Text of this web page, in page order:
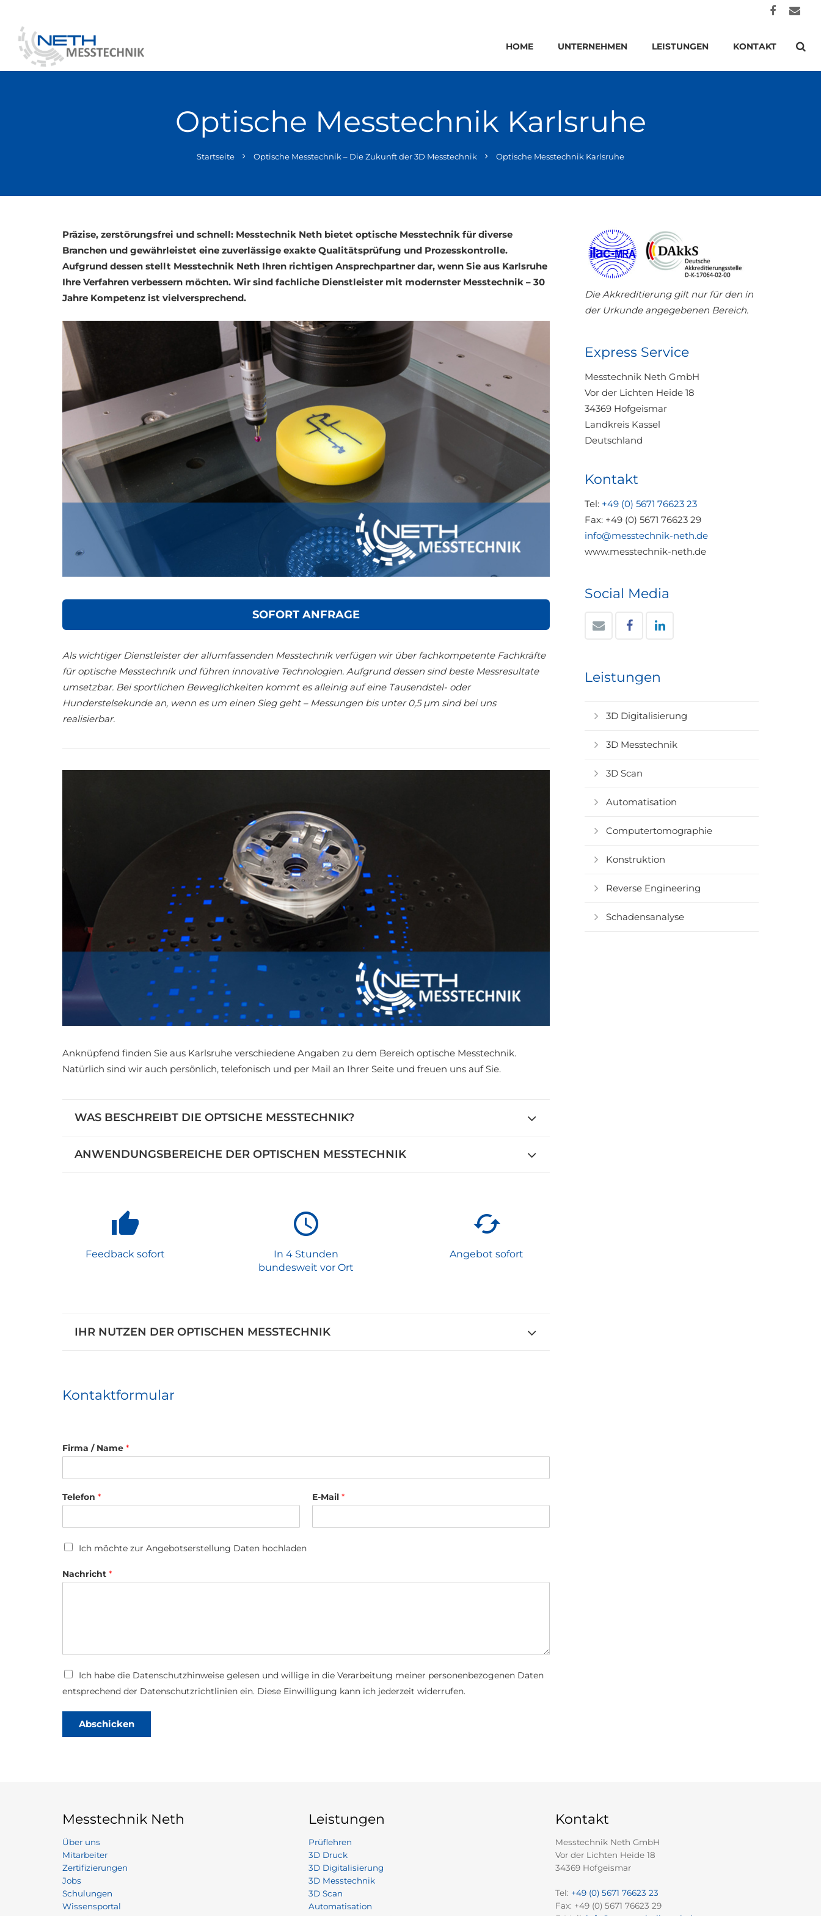
HOME UNTERNEHMEN LEISTUNGEN KONTAKT
Optische Messtechnik Karlsruhe
Startseite Optische Messtechnik – Die Zukunft der 3D Messtechnik Optische Messtechnik Karlsruhe
Präzise, zerstörungsfrei und schnell: Messtechnik Neth bietet optische Messtechnik für diverse
Branchen und gewährleistet eine zuverlässige exakte Qualitätsprüfung und Prozesskontrolle.
Aufgrund dessen stellt Messtechnik Neth Ihren richtigen Ansprechpartner dar, wenn Sie aus Karlsruhe
Ihre Verfahren verbessern möchten. Wir sind fachliche Dienstleister mit modernster Messtechnik – 30
Jahre Kompetenz ist vielversprechend.
SOFORT ANFRAGE
Als wichtiger Dienstleister der allumfassenden Messtechnik verfügen wir über fachkompetente Fachkräfte
für optische Messtechnik und führen innovative Technologien. Aufgrund dessen sind beste Messresultate
umsetzbar. Bei sportlichen Beweglichkeiten kommt es alleinig auf eine Tausendstel- oder
Hunderstelsekunde an, wenn es um einen Sieg geht – Messungen bis unter 0,5 µm sind bei uns
realisierbar.
Anknüpfend finden Sie aus Karlsruhe verschiedene Angaben zu dem Bereich optische Messtechnik.
Natürlich sind wir auch persönlich, telefonisch und per Mail an Ihrer Seite und freuen uns auf Sie.
WAS BESCHREIBT DIE OPTSICHE MESSTECHNIK?
ANWENDUNGSBEREICHE DER OPTISCHEN MESSTECHNIK
Feedback sofort
In 4 Stunden
bundesweit vor Ort
Angebot sofort
IHR NUTZEN DER OPTISCHEN MESSTECHNIK
Kontaktformular
Firma / Name *
*
M
l
Telefon * E-Mail *
U
o
Ich möchte zur Angebotserstellung Daten hochladen
Nachricht *
D
t
c
Ich habe die Datenschutzhinweise gelesen und willige in die Verarbeitung meiner personenbezogenen Daten
entsprechend der Datenschutzrichtlinien ein. Diese Einwilligung kann ich jederzeit widerrufen.
Abschicken
Die Akkreditierung gilt nur für den in
der Urkunde angegebenen Bereich.
Express Service
Messtechnik Neth GmbH
Vor der Lichten Heide 18
34369 Hofgeismar
Landkreis Kassel
Deutschland
Kontakt
Tel: +49 (0) 5671 76623 23
Fax: +49 (0) 5671 76623 29
info@messtechnik-neth.de
www.messtechnik-neth.de
Social Media
Leistungen
3D Digitalisierung
3D Messtechnik
3D Scan
Automatisation
Computertomographie
Konstruktion
Reverse Engineering
Schadensanalyse
Messtechnik Neth
Über uns
Mitarbeiter
Zertifizierungen
Jobs
Schulungen
Wissensportal
Leistungen
Prüflehren
3D Druck
3D Digitalisierung
3D Messtechnik
3D Scan
Automatisation
Kontakt
Messtechnik Neth GmbH
Vor der Lichten Heide 18
34369 Hofgeismar
Tel: +49 (0) 5671 76623 23
Fax: +49 (0) 5671 76623 29